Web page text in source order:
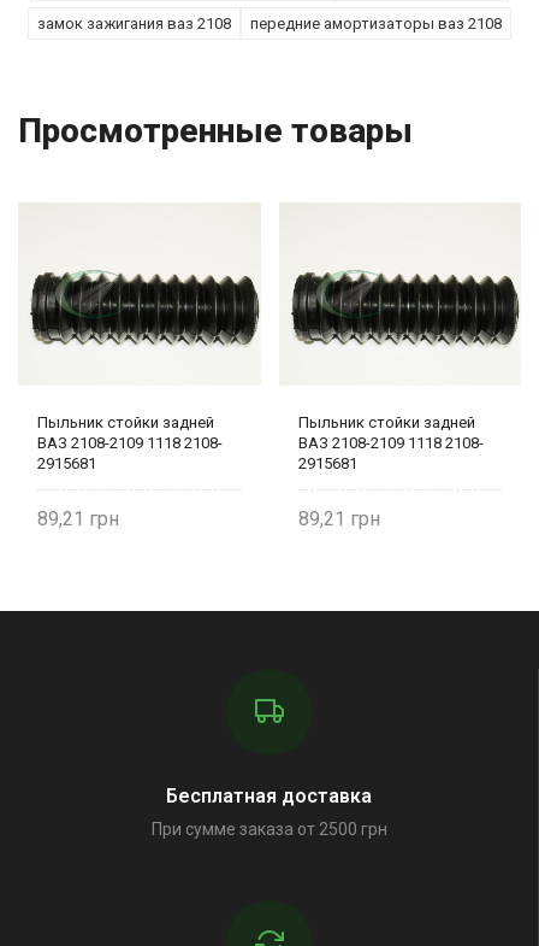
замок зажигания ваз 2108 передние амортизаторы ваз 2108
Просмотренные товары
Пыльник стойки задней
ВАЗ 2108-2109 1118 2108-
2915681
89,21
Пыльник стойки задней
ВАЗ 2108-2109 1118 2108-
2915681
89,21
Бесплатная доставка
При сумме заказа от 2500 грн